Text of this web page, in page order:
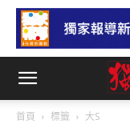
首頁 標籤 大S